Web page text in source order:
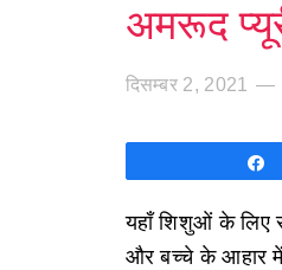
अमरूद
दिसम्बर 2, 2021
यहाँ शिशुओं के लिए
और बच्चे के आहार में